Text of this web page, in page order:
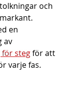
och
en
av
för steg för att
varje fas.